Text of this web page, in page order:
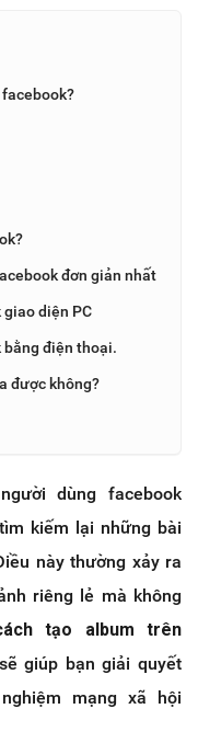
đơn giản nhất
diện PC
bằng điện thoại.
được không?
dùng facebook
kiếm lại những bài
này thường xảy ra
riêng lẻ mà không
tạo album trên
giúp bạn giải quyết
mạng xã hội